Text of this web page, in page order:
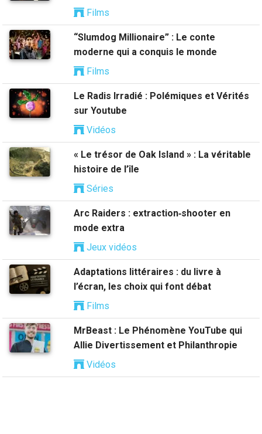
Films
“Slumdog Millionaire” : Le conte
moderne qui a conquis le monde
Films
Le Radis Irradié : Polémiques et Vérités
sur Youtube
Vidéos
« Le trésor de Oak Island » : La véritable
histoire de l’île
Séries
Arc Raiders : extraction‑shooter en
mode extra
Jeux vidéos
Adaptations littéraires : du livre à
l’écran, les choix qui font débat
Films
MrBeast : Le Phénomène YouTube qui
Allie Divertissement et Philanthropie
Vidéos